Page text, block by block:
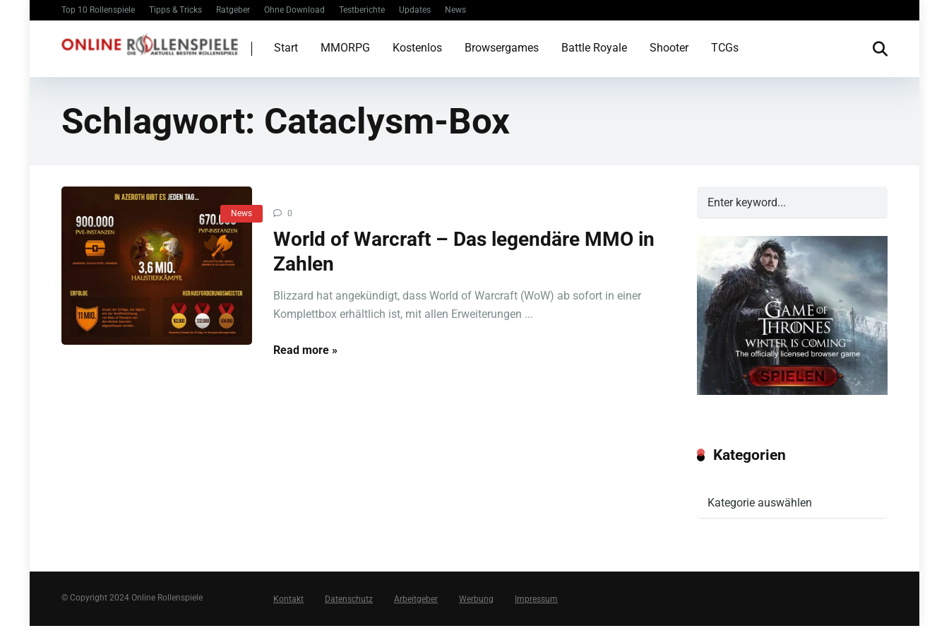
Top 10 Rollenspiele Tipps & Tricks Ratgeber Ohne Download Testberichte Updates News
Start MMORPG Kostenlos Browsergames Battle Royale Shooter TCGs
Schlagwort: Cataclysm-Box
News 0
World of Warcraft – Das legendäre MMO in
Zahlen
Blizzard hat angekündigt, dass World of Warcraft (WoW) ab sofort in einer
Komplettbox erhältlich ist, mit allen Erweiterungen ...
Read more »
Kategorien
© Copyright 2024 Online Rollenspiele Kontakt Datenschutz Arbeitgeber Werbung Impressum